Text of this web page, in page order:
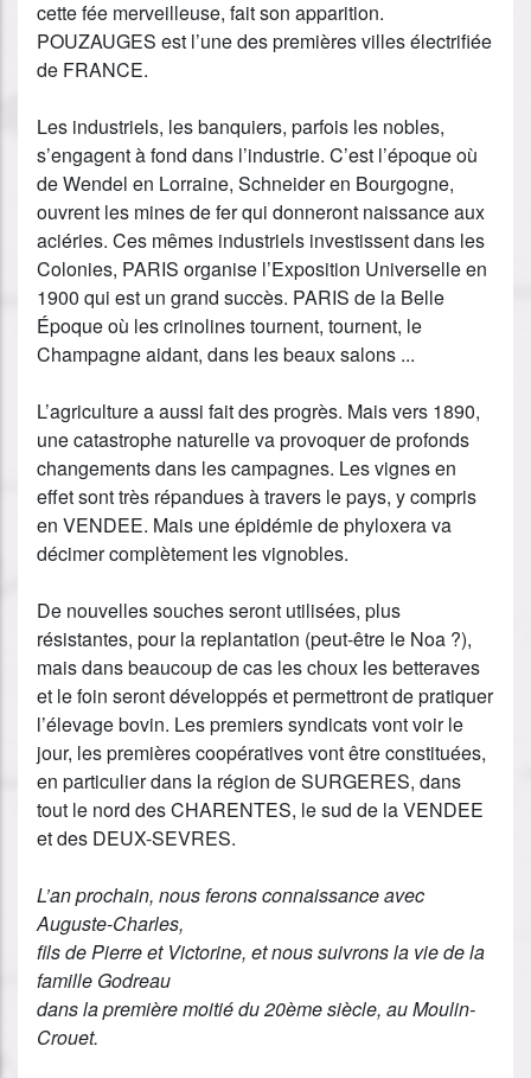
cette fée merveilleuse, fait son apparition.
POUZAUGES est l’une des premières villes électrifiée
de FRANCE.
Les industriels, les banquiers, parfois les nobles,
s’engagent à fond dans l’industrie. C’est l’époque où
de Wendel en Lorraine, Schneider en Bourgogne,
ouvrent les mines de fer qui donneront naissance aux
aciéries. Ces mêmes industriels investissent dans les
Colonies, PARIS organise l’Exposition Universelle en
1900 qui est un grand succès. PARIS de la Belle
Époque où les crinolines tournent, tournent, le
Champagne aidant, dans les beaux salons ...
L’agriculture a aussi fait des progrès. Mais vers 1890,
une catastrophe naturelle va provoquer de profonds
changements dans les campagnes. Les vignes en
effet sont très répandues à travers le pays, y compris
en VENDEE. Mais une épidémie de phyloxera va
décimer complètement les vignobles.
De nouvelles souches seront utilisées, plus
résistantes, pour la replantation (peut-être le Noa ?),
mais dans beaucoup de cas les choux les betteraves
et le foin seront développés et permettront de pratiquer
l’élevage bovin. Les premiers syndicats vont voir le
jour, les premières coopératives vont être constituées,
en particulier dans la région de SURGERES, dans
tout le nord des CHARENTES, le sud de la VENDEE
et des DEUX-SEVRES.
L’an prochain, nous ferons connaissance avec
Auguste-Charles,
fils de Pierre et Victorine, et nous suivrons la vie de la
famille Godreau
dans la première moitié du 20ème siècle, au Moulin-
Crouet.